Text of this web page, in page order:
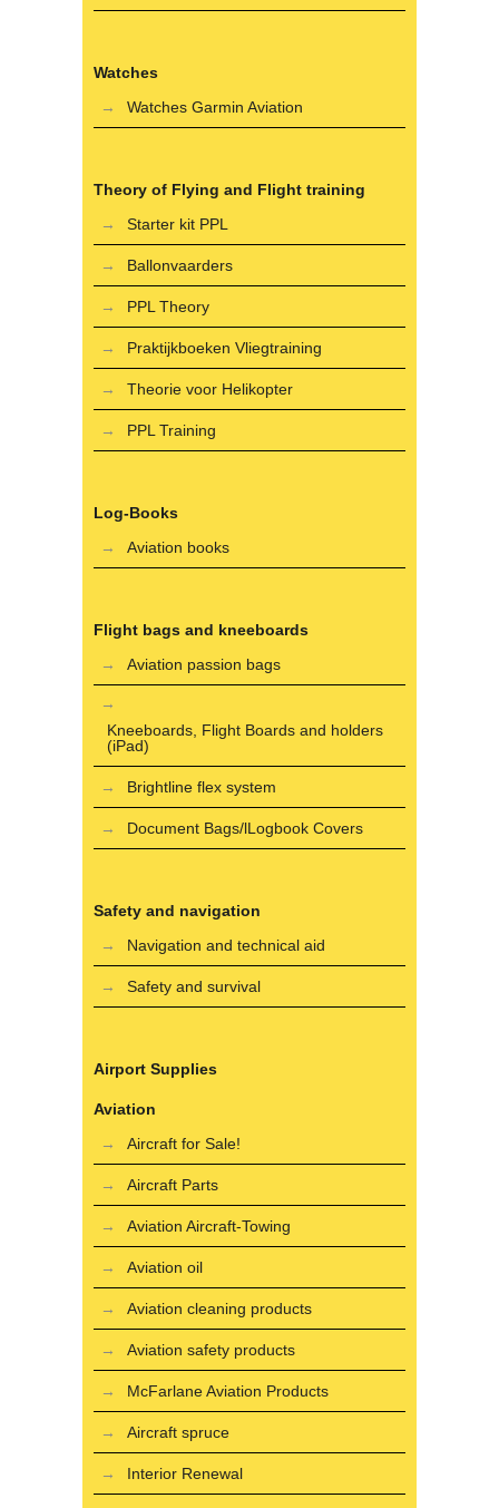
Watches
Watches Garmin Aviation
Theory of Flying and Flight training
Starter kit PPL
Ballonvaarders
PPL Theory
Praktijkboeken Vliegtraining
Theorie voor Helikopter
PPL Training
Log-Books
Aviation books
Flight bags and kneeboards
Aviation passion bags
Kneeboards, Flight Boards and holders
(iPad)
Brightline flex system
Document Bags/lLogbook Covers
Safety and navigation
Navigation and technical aid
Safety and survival
Airport Supplies
Aviation
Aircraft for Sale!
Aircraft Parts
Aviation Aircraft-Towing
Aviation oil
Aviation cleaning products
Aviation safety products
McFarlane Aviation Products
Aircraft spruce
Interior Renewal